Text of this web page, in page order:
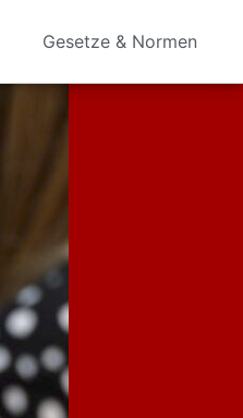
Gesetze & Normen